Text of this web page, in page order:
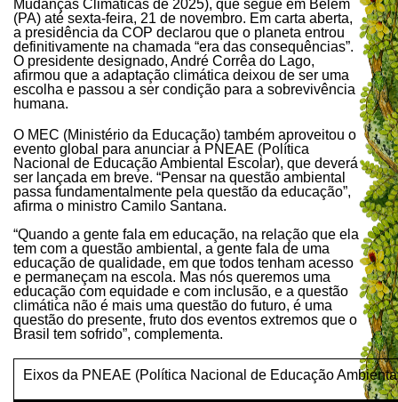
Mudanças Climáticas de 2025), que segue em Belém
(PA) até sexta-feira, 21 de novembro. Em carta aberta,
a presidência da COP declarou que o planeta entrou
definitivamente na chamada “era das consequências”.
O presidente designado, André Corrêa do Lago,
afirmou que a adaptação climática deixou de ser uma
escolha e passou a ser condição para a sobrevivência
humana.
O MEC (Ministério da Educação) também aproveitou o
evento global para anunciar a PNEAE (Política
Nacional de Educação Ambiental Escolar), que deverá
ser lançada em breve. “Pensar na questão ambiental
passa fundamentalmente pela questão da educação”,
afirma o ministro Camilo Santana.
“Quando a gente fala em educação, na relação que ela
tem com a questão ambiental, a gente fala de uma
educação de qualidade, em que todos tenham acesso
e permaneçam na escola. Mas nós queremos uma
educação com equidade e com inclusão, e a questão
climática não é mais uma questão do futuro, é uma
questão do presente, fruto dos eventos extremos que o
Brasil tem sofrido”, complementa.
Eixos da PNEAE (Política Nacional de Educação